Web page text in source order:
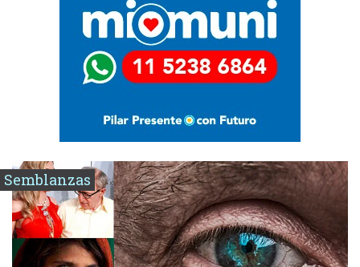
Semblanzas